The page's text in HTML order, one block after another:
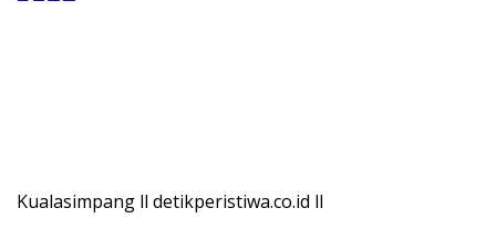
Kualasimpang ll detikperistiwa.co.id ll